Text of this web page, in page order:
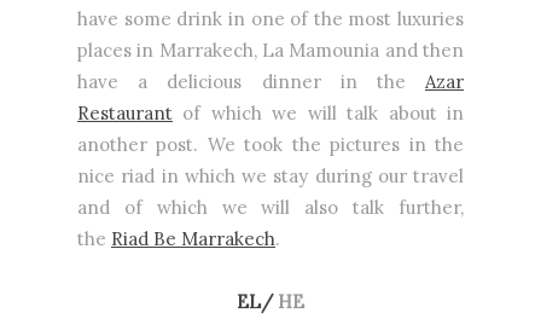
have some drink in one of the most luxuries
places in Marrakech, La Mamounia and then
have a delicious dinner in the Azar
Restaurant of which we will talk about in
another post. We took the pictures in the
nice riad in which we stay during our travel
and of which we will also talk further,
the Riad Be Marrakech.
EL/ HE